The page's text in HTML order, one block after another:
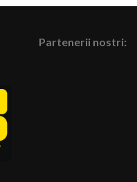
Partenerii nostri: